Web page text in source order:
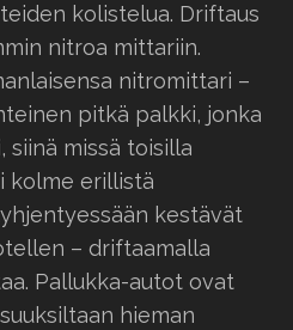
kolistelua. Driftaus
nitroa mittariin.
nitromittari –
pitkä palkki, jonka
siinä missä toisilla
kolme erillistä
kestävät
– driftaamalla
Pallukka-autot ovat
hieman